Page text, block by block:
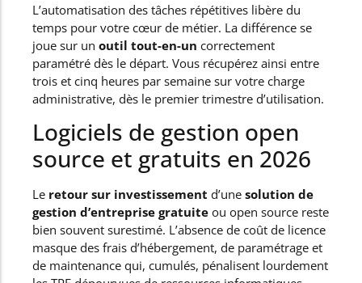
L’automatisation des tâches répétitives libère du
temps pour votre cœur de métier. La différence se
joue sur un outil tout-en-un correctement
paramétré dès le départ. Vous récupérez ainsi entre
trois et cinq heures par semaine sur votre charge
administrative, dès le premier trimestre d’utilisation.
Logiciels de gestion open
source et gratuits en 2026
Le retour sur investissement d’une solution de
gestion d’entreprise gratuite ou open source reste
bien souvent surestimé. L’absence de coût de licence
masque des frais d’hébergement, de paramétrage et
de maintenance qui, cumulés, pénalisent lourdement